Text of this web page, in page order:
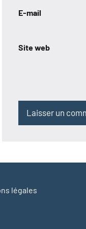
E-mail
Site web
légales